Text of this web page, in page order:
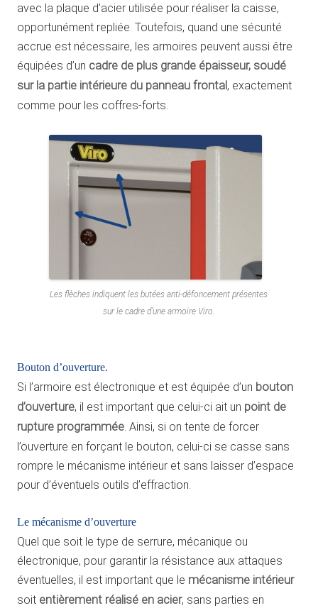
avec la plaque d’acier utilisée pour réaliser la caisse,
opportunément repliée. Toutefois, quand une sécurité
accrue est nécessaire, les armoires peuvent aussi être
équipées d’un cadre de plus grande épaisseur, soudé
sur la partie intérieure du panneau frontal , exactement
comme pour les coffres-forts.
Les flèches indiquent les butées anti-défoncement présentes
sur le cadre d’une armoire Viro.
Bouton d’ouverture.
Si l’armoire est électronique et est équipée d’un bouton
d’ouverture, il est important que celui-ci ait un point de
rupture programmée. Ainsi, si on tente de forcer
l’ouverture en forçant le bouton, celui-ci se casse sans
rompre le mécanisme intérieur et sans laisser d’espace
pour d’éventuels outils d’effraction.
Le mécanisme d’ouverture
Quel que soit le type de serrure, mécanique ou
électronique, pour garantir la résistance aux attaques
éventuelles, il est important que le mécanisme intérieur
soit entièrement réalisé en acier, sans parties en